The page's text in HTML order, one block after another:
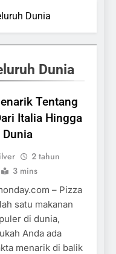
Dunia
Dunia
Tentang
Italia Hingga
2 tahun
3 mins
– Pizza
satu makanan
di dunia,
Anda ada
menarik di balik